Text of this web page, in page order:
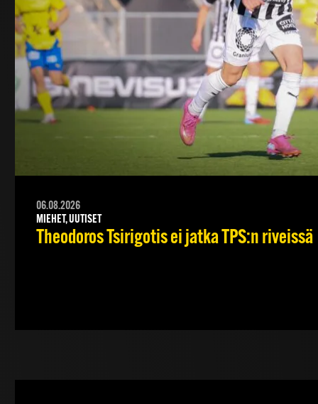
06.08.2026
MIEHET, UUTISET
Theodoros Tsirigotis ei jatka TPS:n riveissä